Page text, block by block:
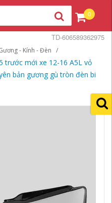
0
- Kính - Đèn
trước mới xe 12-16 A5L vỏ
bản gương gù tròn đèn bi
TD-606589362975